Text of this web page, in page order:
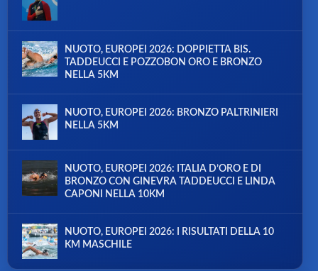
NUOTO, EUROPEI 2026: DOPPIETTA BIS.
TADDEUCCI E POZZOBON ORO E BRONZO
NELLA 5KM
NUOTO, EUROPEI 2026: BRONZO PALTRINIERI
NELLA 5KM
NUOTO, EUROPEI 2026: ITALIA D’ORO E DI
BRONZO CON GINEVRA TADDEUCCI E LINDA
CAPONI NELLA 10KM
NUOTO, EUROPEI 2026: I RISULTATI DELLA 10
KM MASCHILE